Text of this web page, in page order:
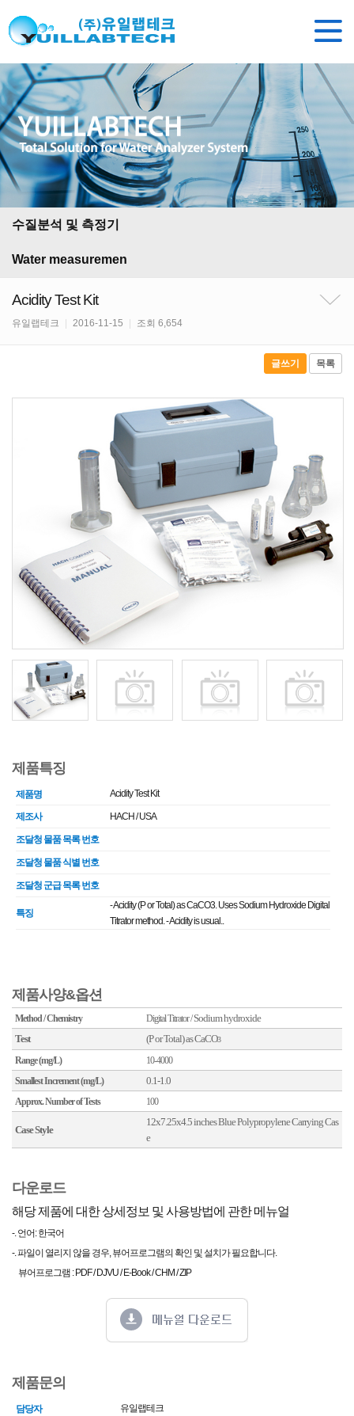
수질분석 및 측정기
Water measuremen
Acidity Test Kit
유일랩테크 2016-11-15 조회 6,654
글쓰기 목록
제품특징
제품명 Acidity Test Kit
제조사 HACH / USA
조달청 물품 목록 번호
조달청 물품 식별 번호
조달청 군급 목록 번호
특징
- Acidity (P or Total) as CaCO3. Uses Sodium Hydroxide Digital
Titrator method. - Acidity is usual..
제품사양&옵션
Method / Chemistry DigitalTitrator/Sodium hydroxide
Test
(P or Total)as CaCO3
Range (mg/L)
10-4000
Smallest Increment (mg/L)
0.1-1.0
Approx. Number of Tests 100
Case Style
12x7.25x4.5 inches Blue Polypropylene Carrying Cas
e
다운로드
해당 제품에 대한 상세정보 및 사용방법에 관한 메뉴얼
-. 언어: 한국어
-. 파일이 열리지 않을 경우, 뷰어프로그램의 확인 및 설치가 필요합니다.
뷰어프로그램 : PDF / DJVU / E-Book / CHM / ZIP
제품문의
담당자 유일랩테크